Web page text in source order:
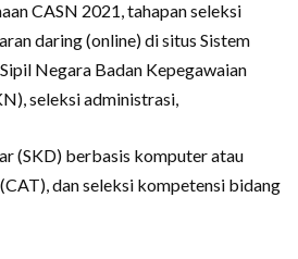
CASN 2021, tahapan seleksi
daring (online) di situs Sistem
Negara Badan Kepegawaian
seleksi administrasi,
(SKD) berbasis komputer atau
dan seleksi kompetensi bidang